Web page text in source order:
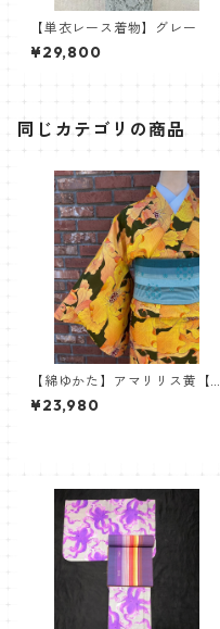
【単衣レース着物】グレー
¥29,800
同じカテゴリの商品
【綿ゆかた】アマリリス黄【R
obe Japonica】
¥23,980